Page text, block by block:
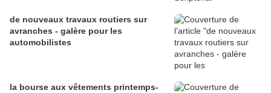
de nouveaux travaux routiers sur
avranches - galère pour les
automobilistes
la bourse aux vêtements printemps-